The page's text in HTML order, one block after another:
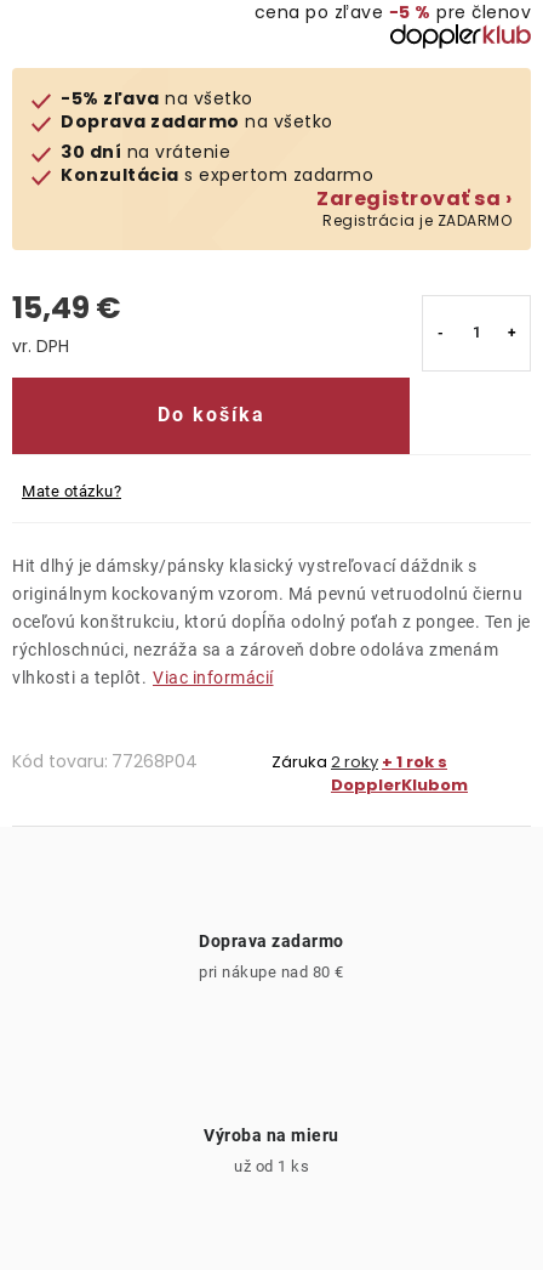
Klub výhod
O nás
cena po zľave −5 % pre členov
-5% zľava na všetko
Doprava zadarmo na všetko
30 dní na vrátenie
Konzultácia s expertom zadarmo
Zaregistrovať sa ›
Registrácia je ZADARMO
15,49 €
Do košíka
Mate otázku?
Hit dlhý je dámsky/pánsky klasický vystreľovací dáždnik s
originálnym kockovaným vzorom. Má pevnú vetruodolnú čiernu
oceľovú konštrukciu, ktorú dopĺňa odolný poťah z pongee. Ten je
rýchloschnúci, nezráža sa a zároveň dobre odoláva zmenám
vlhkosti a teplôt. Viac informácií
Kód tovaru: 77268P04 Záruka 2 roky + 1 rok s
DopplerKlubom
Doprava zadarmo
pri nákupe nad 80 €
Výroba na mieru
už od 1 ks